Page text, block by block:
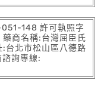
148 許可執照字
商名稱:台灣屈臣氏
台北市松山區八德路
詢專線: